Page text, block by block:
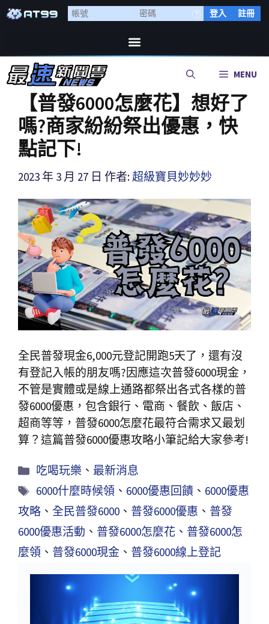
登入 註冊
MENU
【普發6000怎麼花】想好了
嗎?商家紛紛祭出優惠，快
點記下!
2023 年 3 月 27 日 作者: 超級寶貝妙妙妙
全民普發現金6,000元登記開跑5天了，還有沒
有登記入帳的朋友嗎?因應這次普發6000現金，
不管是實體或是線上通路都祭出各式各樣的普
發6000優惠，包含銀行、電商、餐飲、飯店、
超商等等，普發6000怎麼花最符合需求又最划
算？這篇普發6000優惠攻略小筆記給大家參考!
吃喝玩樂 、最新消息
6000什麼時候領 、 6000優惠回饋 、 6000優惠
攻略 、 全民普發6000 、 普發6000優惠 、 普發
6000優惠活動 、 普發6000怎麼花 、 普發6000怎
麼領 、 普發6000現金 、 普發6000線上登記